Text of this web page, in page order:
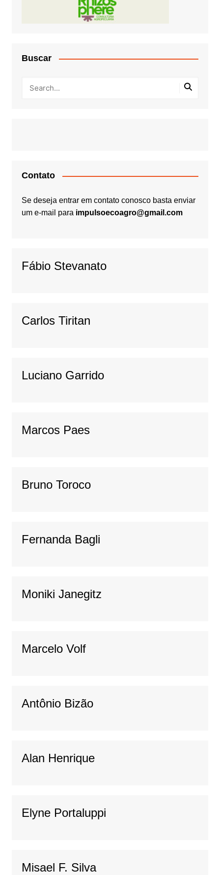
Buscar
Contato
Se deseja entrar em contato conosco basta enviar
um e-mail para impulsoecoagro@gmail.com
Fábio Stevanato
Carlos Tiritan
Luciano Garrido
Marcos Paes
Bruno Toroco
Fernanda Bagli
Moniki Janegitz
Marcelo Volf
Antônio Bizão
Alan Henrique
Elyne Portaluppi
Misael F. Silva